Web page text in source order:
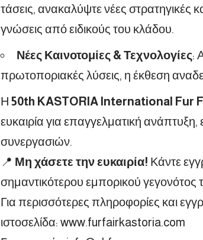
τάσεις, ανακαλύψτε νέες στρατηγικές
γνώσεις από ειδικούς του κλάδου.
Νέες Καινοτομίες & Τεχνολογίες:
πρωτοποριακές λύσεις, η έκθεση
Η 50th KASTORIA International Fur
ευκαιρία για επαγγελματική
συνεργασιών.
📍 Μη χάσετε την ευκαιρία! Κάντε
σημαντικότερου εμπορικού γεγονότος
Για περισσότερες πληροφορίες και
ιστοσελίδα: www.furfairkastoria.com